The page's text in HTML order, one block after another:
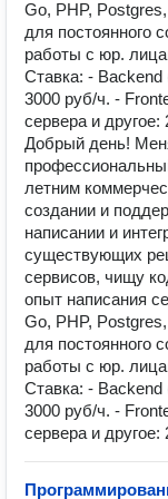
Go, PHP,
для постоянного
работы с юр.
Ставка: - Backend
3000 руб/ч. -
сервера и другое:
Добрый день!
летним
создании и
написании и
существующих
сервисов, чищу
опыт написания
Go, PHP,
для постоянного
работы с юр.
Ставка: - Backend
3000 руб/ч. -
сервера и другое: